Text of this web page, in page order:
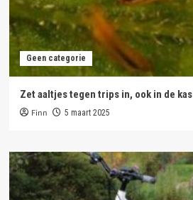
Geen categorie
Zet aaltjes tegen trips in, ook in de kas
Finn 5 maart 2025